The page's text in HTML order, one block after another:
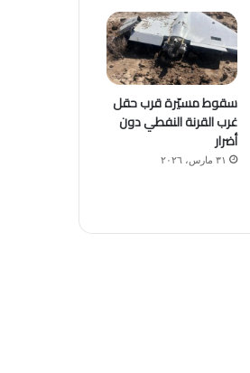
سقوط مسيّرة قرب حقل
غرب القرنة النفطي دون
أضرار
٣١ مارس، ٢٠٢٦